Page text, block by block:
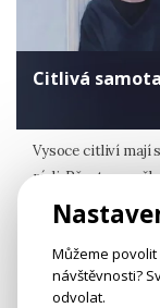
Citlivá samota
Vysoce citliví mají
rádi. Přesto se
nepříjemně osaměle.
Psycholožka
Můžeme
návštěvnosti?
odvolat.